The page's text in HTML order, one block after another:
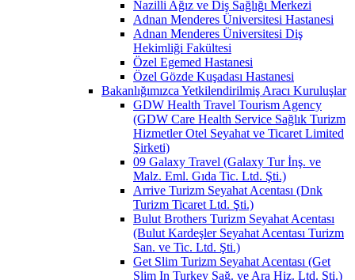
Nazilli Ağız ve Diş Sağlığı Merkezi
Adnan Menderes Üniversitesi Hastanesi
Adnan Menderes Üniversitesi Diş
Hekimliği Fakültesi
Özel Egemed Hastanesi
Özel Gözde Kuşadası Hastanesi
Bakanlığımızca Yetkilendirilmiş Aracı Kuruluşlar
GDW Health Travel Tourism Agency
(GDW Care Health Service Sağlık Turizm
Hizmetler Otel Seyahat ve Ticaret Limited
Şirketi)
09 Galaxy Travel (Galaxy Tur İnş. ve
Malz. Eml. Gıda Tic. Ltd. Şti.)
Arrive Turizm Seyahat Acentası (Dnk
Turizm Ticaret Ltd. Şti.)
Bulut Brothers Turizm Seyahat Acentası
(Bulut Kardeşler Seyahat Acentası Turizm
San. ve Tic. Ltd. Şti.)
Get Slim Turizm Seyahat Acentası (Get
Slim In Turkey Sağ. ve Ara Hiz. Ltd. Şti.)